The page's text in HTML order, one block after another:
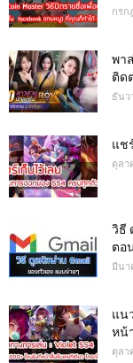
กรก
พา
ติด
ธันว
แช
ตุลา
วิธี
ตอ
มีนา
แน
หน้
ตุลา